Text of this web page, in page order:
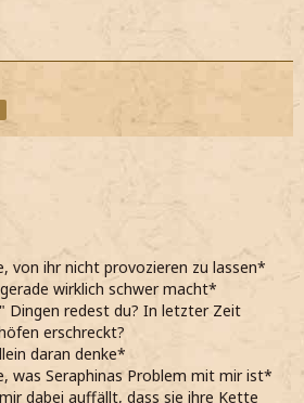
von ihr nicht provozieren zu lassen*
wirklich schwer macht*
Dingen redest du? In letzter Zeit
erschreckt?
daran denke*
was Seraphinas Problem mit mir ist*
dabei auffällt, dass sie ihre Kette